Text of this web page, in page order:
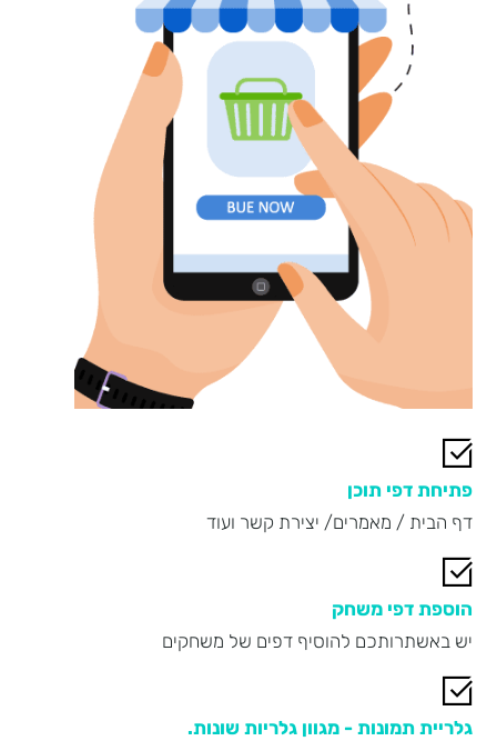
פתיחת דפי תוכן
דף הבית / מאמרים/ יצירת קשר ועוד
הוספת דפי משחק
יש באשתרותכם להוסיף דפים של משחקים
גלריית תמונות - מגוון גלריות שונות.